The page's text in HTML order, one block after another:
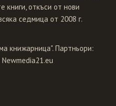
книги, откъси от нови
седмица от 2008 г.
книжарница". Партньори:
Newmedia21.eu